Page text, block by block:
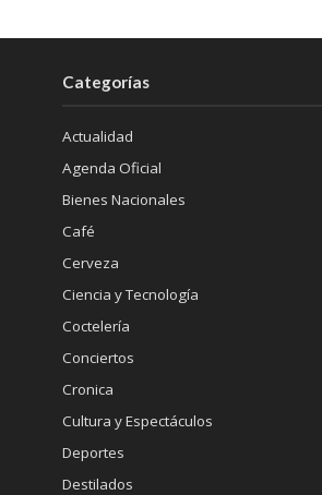
Categorías
Actualidad
Agenda Oficial
Bienes Nacionales
Café
Cerveza
Ciencia y Tecnología
Coctelería
Conciertos
Cronica
Cultura y Espectáculos
Deportes
Destilados